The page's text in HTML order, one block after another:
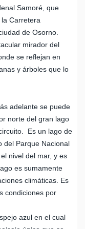
Samoré, que
Carretera
de Osorno.
mirador del
se reflejan en
y árboles que lo
adelante se puede
norte del gran lago
Es un lago de
del Parque Nacional
nivel del mar, y es
es sumamente
climáticas. Es
condiciones por
azul en el cual